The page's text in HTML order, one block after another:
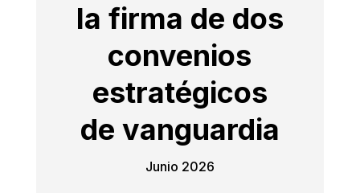
la firma de dos
convenios
estratégicos
de vanguardia
Junio 2026